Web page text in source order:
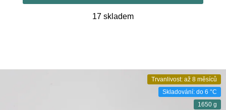
17 skladem
Trvanlivost: až 8 měsíců
Skladování: do 6 °C
1650 g